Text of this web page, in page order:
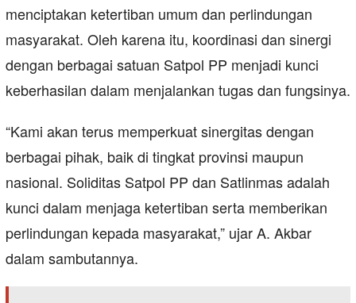
menciptakan ketertiban umum dan perlindungan
masyarakat. Oleh karena itu, koordinasi dan sinergi
dengan berbagai satuan Satpol PP menjadi kunci
keberhasilan dalam menjalankan tugas dan fungsinya.
“Kami akan terus memperkuat sinergitas dengan
berbagai pihak, baik di tingkat provinsi maupun
nasional. Soliditas Satpol PP dan Satlinmas adalah
kunci dalam menjaga ketertiban serta memberikan
perlindungan kepada masyarakat,” ujar A. Akbar
dalam sambutannya.